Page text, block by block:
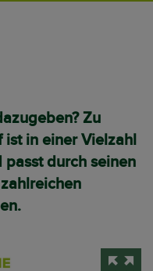
Zu
ist in einer Vielzahl
passt durch seinen